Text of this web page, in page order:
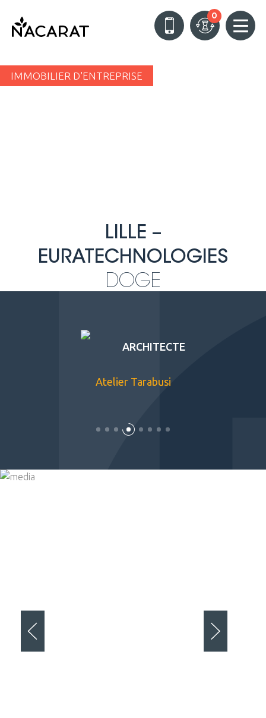
0
IMMOBILIER D'ENTREPRISE
LILLE –
EURATECHNOLOGIES
DOGE
ARCHITECTE
Atelier Tarabusi